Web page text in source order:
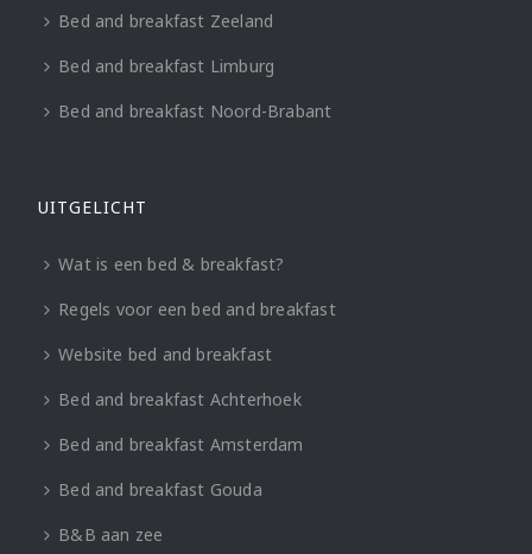
Bed and breakfast Zeeland
Bed and breakfast Limburg
Bed and breakfast Noord-Brabant
UITGELICHT
Wat is een bed & breakfast?
Regels voor een bed and breakfast
Website bed and breakfast
Bed and breakfast Achterhoek
Bed and breakfast Amsterdam
Bed and breakfast Gouda
B&B aan zee